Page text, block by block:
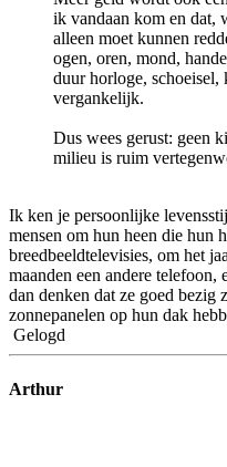
ik vandaan kom en dat,
alleen moet kunnen
ogen, oren, mond,
duur horloge, schoeisel,
vergankelijk.
Dus wees gerust: geen
milieu is ruim
Ik ken je persoonlijke
mensen om hun heen die hun
breedbeeldtelevisies, om het
maanden een andere
dan denken dat ze goed bezig
zonnepanelen op hun dak
Gelogd
Arthur